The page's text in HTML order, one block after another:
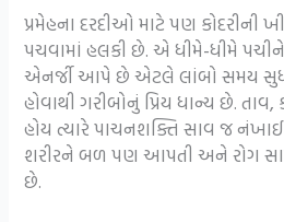
પ્રમેહના દરદીઓ માટે પણ કોદરીની
પચવામાં હલકી છે. એ ધીમે-ધીમે
એનર્જી આપે છે એટલે લાંબો સમય
હોવાથી ગરીબોનું પ્રિય ધાન્ય છે.
હોય ત્યારે પાચનશક્તિ સાવ જ
શરીરને બળ પણ આપતી અને રોગ
છે.